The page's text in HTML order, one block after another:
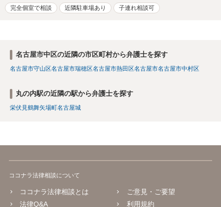
完全個室で相談 近隣駐車場あり 子連れ相談可
名古屋市中区の近隣の市区町村から弁護士を探す
名古屋市守山区名古屋市瑞穂区名古屋市熱田区名古屋市名古屋市中村区
丸の内駅の近隣の駅から弁護士を探す
栄伏見鶴舞矢場町名古屋城
ココナラ法律相談について
ココナラ法律相談とは
法律Q&A
ご意見・ご要望
利用規約